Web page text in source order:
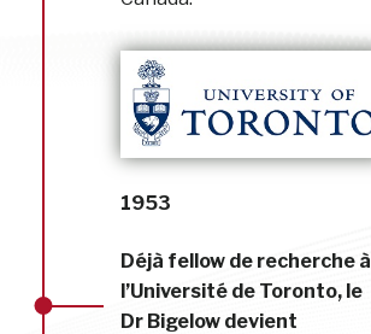
1953
Déjà fellow de recherche à
l’Université de Toronto, le
Dr Bigelow devient